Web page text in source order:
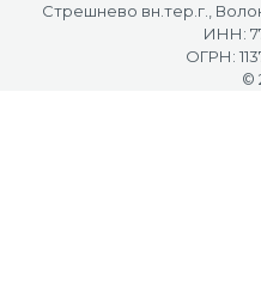
Стрешнево вн.тер.г.,
ИНН:
ОГРН:
©